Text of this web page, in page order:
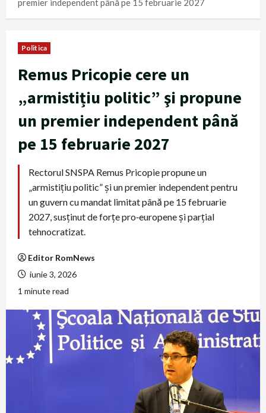
premier independent până pe 15 februarie 2027
Politica
Remus Pricopie cere un
„armistițiu politic” şi propune
un premier independent până
pe 15 februarie 2027
Rectorul SNSPA Remus Pricopie propune un
„armistițiu politic” şi un premier independent pentru
un guvern cu mandat limitat până pe 15 februarie
2027, susținut de forţe pro‑europene şi parţial
tehnocratizat.
Editor RomNews
iunie 3, 2026
1 minute read